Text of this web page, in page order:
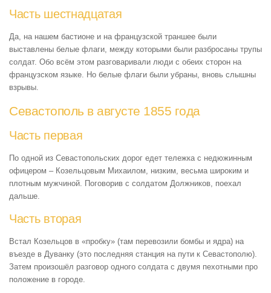
Часть шестнадцатая
Да, на нашем бастионе и на французской траншее были
выставлены белые флаги, между которыми были разбросаны трупы
солдат. Обо всём этом разговаривали люди с обеих сторон на
французском языке. Но белые флаги были убраны, вновь слышны
взрывы.
Севастополь в августе 1855 года
Часть первая
По одной из Севастопольских дорог едет тележка с недюжинным
офицером – Козельцовым Михаилом, низким, весьма широким и
плотным мужчиной. Поговорив с солдатом Должников, поехал
дальше.
Часть вторая
Встал Козельцов в «пробку» (там перевозили бомбы и ядра) на
въезде в Дуванку (это последняя станция на пути к Севастополю).
Затем произошёл разговор одного солдата с двумя пехотными про
положение в городе.